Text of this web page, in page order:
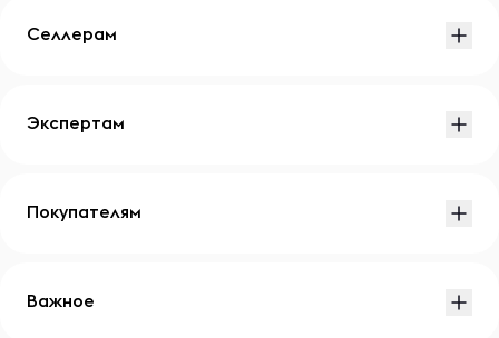
Селлерам
Экспертам
Покупателям
Важное